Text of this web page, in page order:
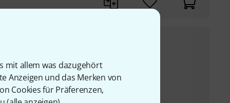
mit allem was dazugehört
Anzeigen und das Merken von
Cookies für Präferenzen,
UVP: -62%